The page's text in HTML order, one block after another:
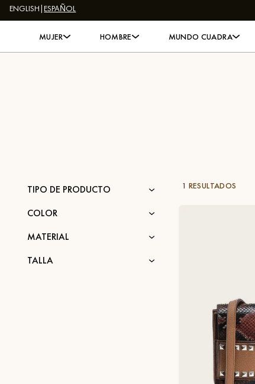
Skip to content
ENGLISH|ESPAÑOL
MUJER HOMBRE MUNDO CUADRA
TIPO DE PRODUCTO
COLOR
MATERIAL
TALLA
1 RESULTADOS